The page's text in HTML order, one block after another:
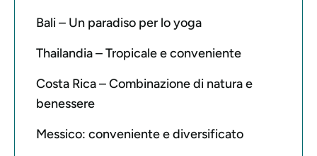
Bali – Un paradiso per lo yoga
Thailandia – Tropicale e conveniente
Costa Rica – Combinazione di natura e
benessere
Messico: conveniente e diversificato